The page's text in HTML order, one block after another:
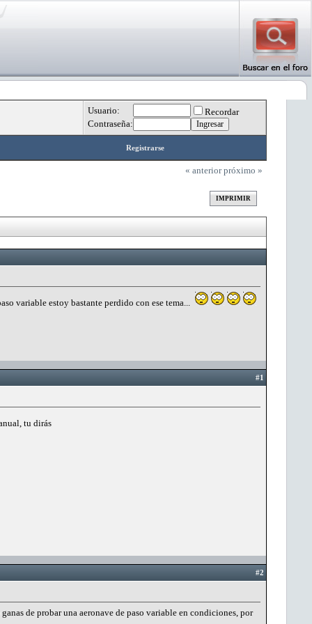
Usuario:
Recordar
Contraseña:
Registrarse
« anterior próximo »
IMPRIMIR
variable estoy bastante perdido con ese tema...
#1
tu dirás
#2
de probar una aeronave de paso variable en condiciones, por